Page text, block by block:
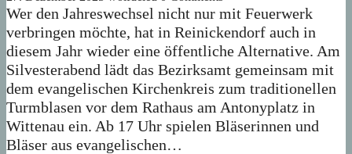
Wer den Jahreswechsel nicht nur mit Feuerwerk
verbringen möchte, hat in Reinickendorf auch in
diesem Jahr wieder eine öffentliche Alternative. Am
Silvesterabend lädt das Bezirksamt gemeinsam mit
dem evangelischen Kirchenkreis zum traditionellen
Turmblasen vor dem Rathaus am Antonyplatz in
Wittenau ein. Ab 17 Uhr spielen Bläserinnen und
Bläser aus evangelischen…